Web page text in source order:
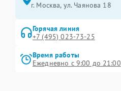
г. Москва, ул. Чаянова 18
Горячая линия
+7 (495) 023-73-25
Время работы
Ежедневно с 9:00 до 21:00